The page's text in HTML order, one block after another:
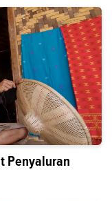
Penyaluran